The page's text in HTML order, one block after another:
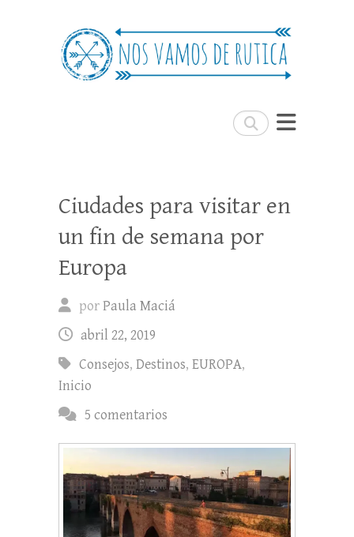
Buscar
Nos Vamos de Rutica
Ciudades para visitar en
un fin de semana por
Europa
porPaula Maciá
abril 22, 2019
Consejos, Destinos, EUROPA,
Inicio
5 comentarios